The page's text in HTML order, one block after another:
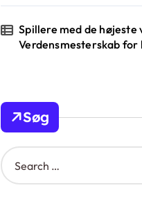
Spillere med de højeste
Verdensmesterskab
Søg
S
e